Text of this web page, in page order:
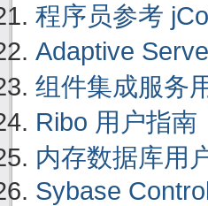
程序员参考
Adaptive
组件集成服务
Ribo 用户指南
内存数据库用
Sybase